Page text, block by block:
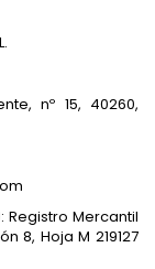
nº 15, 40260,
Mercantil
8, Hoja M 219127